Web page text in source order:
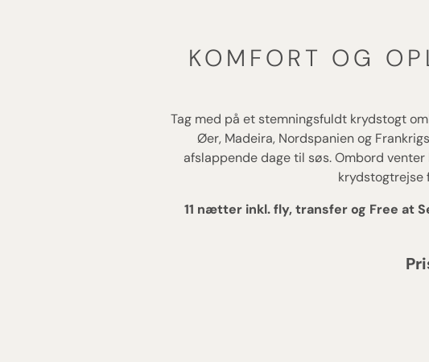
KOMFORT OG
Tag med på et stemningsfuldt krydstogt
Øer, Madeira, Nordspanien og
afslappende dage til søs. Ombord
krydstogtrejse
11 nætter inkl. fly, transfer og Free at